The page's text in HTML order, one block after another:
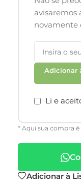
avisaremos
novamente
Adicionar
Li e
* Aqui sua compra
Adicionar à